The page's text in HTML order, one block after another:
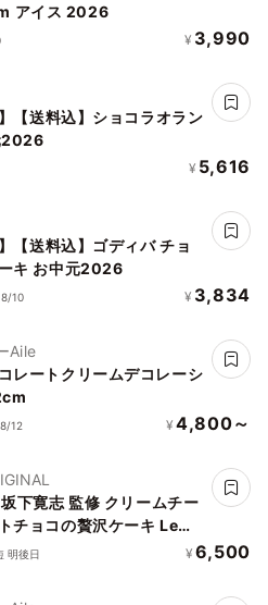
アイス 2026
¥ 3,990
【送料込】ショコラオラン
2026
¥ 5,616
【送料込】ゴディバ チョ
キ お中元2026
10 ¥ 3,834
Aile
レートクリームデコレーシ
12 ¥ 4,800～
下寛志 監修 クリームチー
チョコの贅沢ケーキ Le
ェスタン）
明後日 ¥ 6,500